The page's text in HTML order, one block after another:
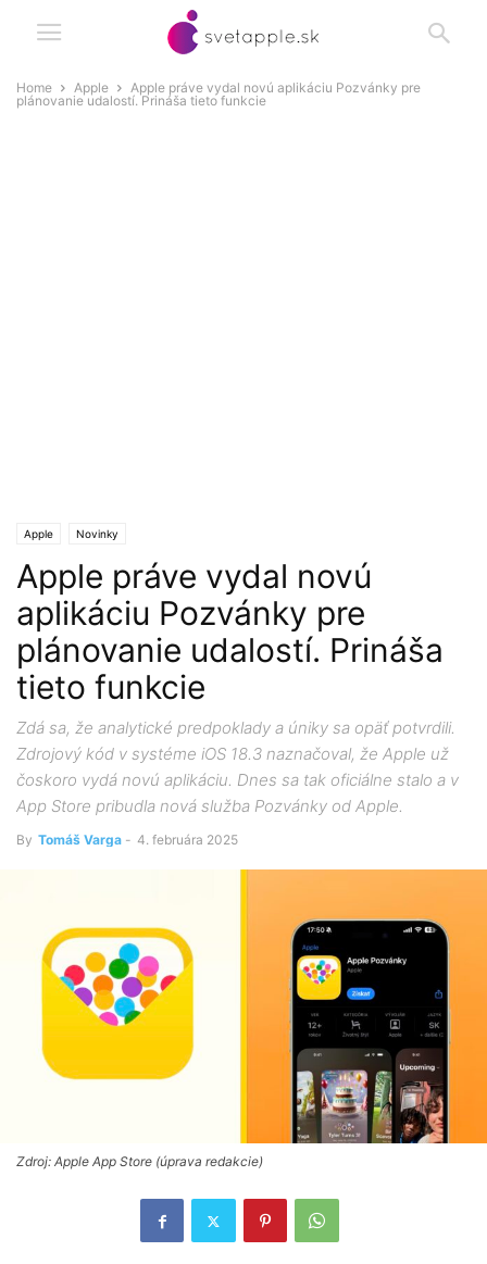
Home Apple
Apple práve vydal novú aplikáciu Pozvánky pre
plánovanie udalostí. Prináša tieto funkcie
Apple Novinky
Apple práve vydal novú
aplikáciu Pozvánky pre
plánovanie udalostí. Prináša
tieto funkcie
Zdá sa, že analytické predpoklady a úniky sa opäť potvrdili.
Zdrojový kód v systéme iOS 18.3 naznačoval, že Apple už
čoskoro vydá novú aplikáciu. Dnes sa tak oficiálne stalo a v
App Store pribudla nová služba Pozvánky od Apple.
By Tomáš Varga - 4. februára 2025
Zdroj: Apple App Store (úprava redakcie)